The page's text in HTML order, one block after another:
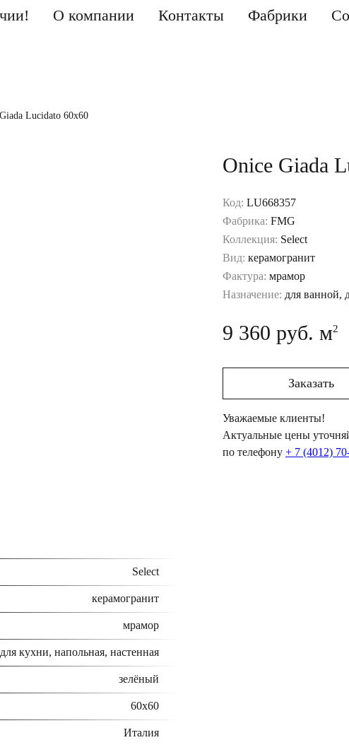
О компании Контакты Фабрики
Lucidato 60x60
Onice Giada
Код: LU668357
Фабрика: FMG
Коллекция: Select
Вид: керамогранит
Фактура: мрамор
Назначение: для ванной,
9 360 руб. м2
Заказать
Уважаемые клиенты!
Актуальные цены
по телефону + 7 (4012)
Select
керамогранит
мрамор
кухни, напольная, настенная
зелёный
60x60
Италия